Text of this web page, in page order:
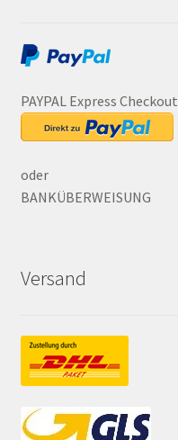
PAYPAL Express Checkout
oder
BANKÜBERWEISUNG
Versand